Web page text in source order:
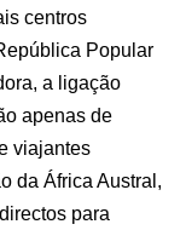
centros
Popular
a ligação
apenas de
viajantes
da África Austral,
para